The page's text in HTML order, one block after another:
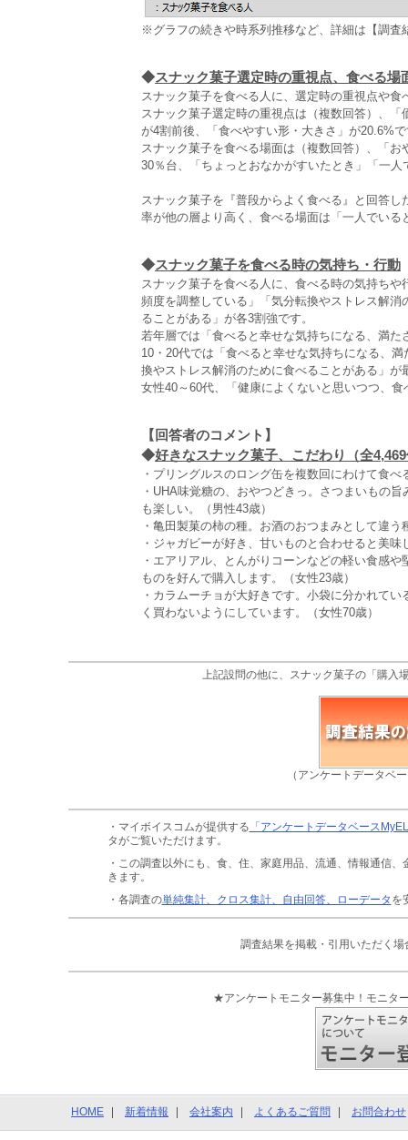
※グラフの続きや時系列推移など、詳細は【調査
◆スナック菓子選定時の重視点、食べる場
スナック菓子を食べる人に、選定時の重視点や食
スナック菓子選定時の重視点は（複数回答）、
が4割前後、「食べやすい形・大きさ」が20.6%
スナック菓子を食べる場面は（複数回答）、「
30％台、「ちょっとおなかがすいたとき」「一
スナック菓子を『普段からよく食べる』と回答
率が他の層より高く、食べる場面は「一人でい
◆スナック菓子を食べる時の気持ち・行動
スナック菓子を食べる人に、食べる時の気持ち
頻度を調整している」「気分転換やストレス解
ることがある」が各3割強です。
若年層では「食べると幸せな気持ちになる、満
10・20代では「食べると幸せな気持ちになる、
換やストレス解消のために食べることがある」
女性40～60代、「健康によくないと思いつつ、
【回答者のコメント】
◆好きなスナック菓子、こだわり（全
・プリングルスのロング缶を複数回にわけて食べ
・UHA味覚糖の、おやつどきっ。さつまいもの
も楽しい。（男性43歳）
・亀田製菓の柿の種。お酒のおつまみとして違
・ジャガビーが好き、甘いものと合わせると美味
・エアリアル、とんがりコーンなどの軽い食感
ものを好んで購入します。（女性23歳）
・カラムーチョが大好きです。小袋に分かれて
く買わないようにしています。（女性70歳）
上記設問の他に、スナック菓子の「購入
（アンケートデータベ
・マイボイスコムが提供する 「アンケートデータベース
タがご覧いただけます。
・この調査以外にも、食、住、家庭用品、流通、情報通信、
きます。
・各調査の単純集計、クロス集計、自由回答、ローデータ を
調査結果を掲載・引用いただく場
★アンケートモニター募集中！モニタ
HOME 新着情報 会社案内 よくあるご質問 お問合わせ